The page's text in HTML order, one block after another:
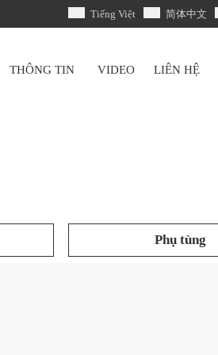
Tiếng Việt 简体中文
THÔNG TIN VIDEO LIÊN HỆ
Phụ tùng